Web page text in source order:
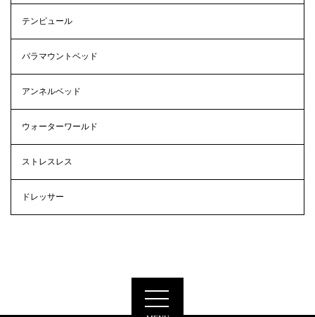
テンピュール
パラマウントベッド
アンネルベッド
ウォーターワールド
ストレスレス
ドレッサー